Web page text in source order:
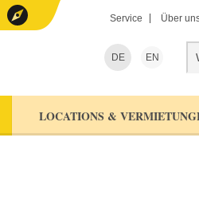
Service Über
DE EN
LOCATIONS &